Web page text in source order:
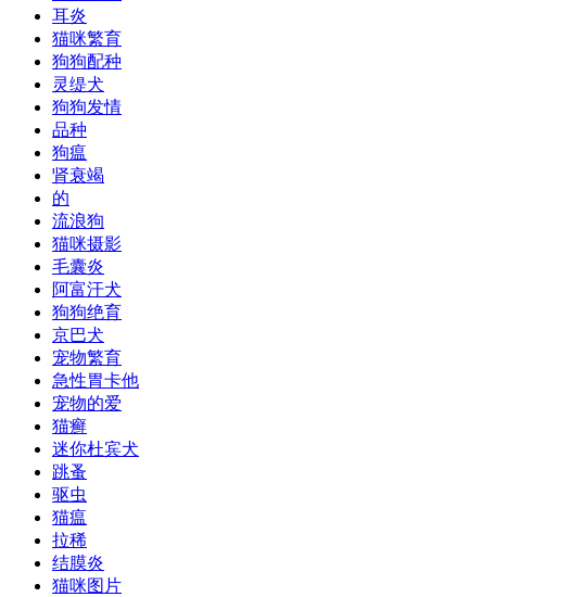
耳炎
猫咪繁育
狗狗配种
灵缇犬
狗狗发情
品种
狗瘟
肾衰竭
的
流浪狗
猫咪摄影
毛囊炎
阿富汗犬
狗狗绝育
京巴犬
宠物繁育
急性胃卡他
宠物的爱
猫癣
迷你杜宾犬
跳蚤
驱虫
猫瘟
拉稀
结膜炎
猫咪图片